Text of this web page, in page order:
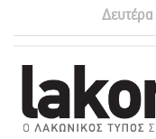
Δευτέρα